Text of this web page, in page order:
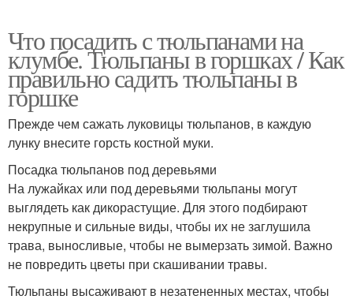
Что посадить с тюльпанами на
клумбе. Тюльпаны в горшках / Как
правильно садить тюльпаны в
горшке
Прежде чем сажать луковицы тюльпанов, в каждую
лунку внесите горсть костной муки.
Посадка тюльпанов под деревьями
На лужайках или под деревьями тюльпаны могут
выглядеть как дикорастущие. Для этого подбирают
некрупные и сильные виды, чтобы их не заглушила
трава, выносливые, чтобы не вымерзать зимой. Важно
не повредить цветы при скашивании травы.
Тюльпаны высаживают в незатененных местах, чтобы